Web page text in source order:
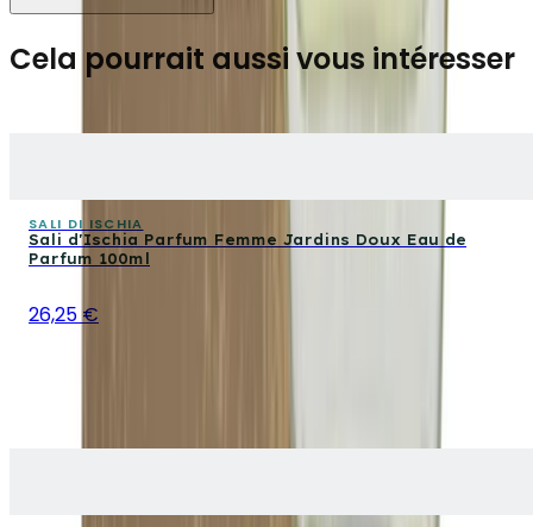
Cela pourrait aussi vous intéresser
SALI DI ISCHIA
Sali d'Ischia Parfum Femme Jardins Doux Eau de
Parfum 100ml
26,25 €